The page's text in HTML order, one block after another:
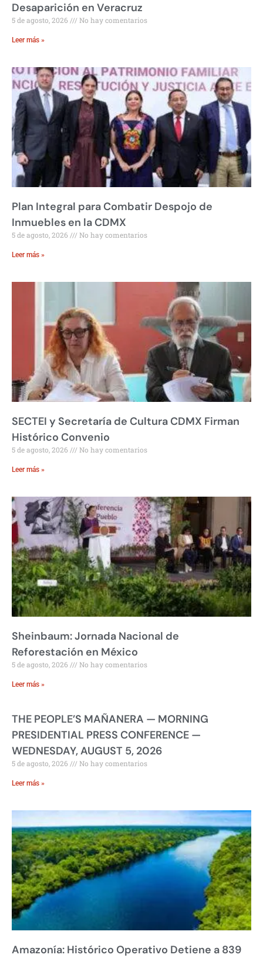
Desaparición en Veracruz
5 de agosto, 2026 No hay comentarios
Leer más »
Plan Integral para Combatir Despojo de
Inmuebles en la CDMX
5 de agosto, 2026 No hay comentarios
Leer más »
SECTEI y Secretaría de Cultura CDMX Firman
Histórico Convenio
5 de agosto, 2026 No hay comentarios
Leer más »
Sheinbaum: Jornada Nacional de
Reforestación en México
5 de agosto, 2026 No hay comentarios
Leer más »
THE PEOPLE’S MAÑANERA — MORNING
PRESIDENTIAL PRESS CONFERENCE —
WEDNESDAY, AUGUST 5, 2026
5 de agosto, 2026 No hay comentarios
Leer más »
Amazonía: Histórico Operativo Detiene a 839